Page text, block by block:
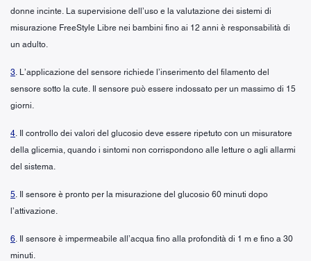
donne incinte. La supervisione dell’uso e la valutazione dei sistemi di
misurazione FreeStyle Libre nei bambini fino ai 12 anni è responsabilità di
un adulto.
3. L’applicazione del sensore richiede l’inserimento del filamento del
sensore sotto la cute. Il sensore può essere indossato per un massimo di 15
giorni.
4. Il controllo dei valori del glucosio deve essere ripetuto con un misuratore
della glicemia, quando i sintomi non corrispondono alle letture o agli allarmi
del sistema.
5. Il sensore è pronto per la misurazione del glucosio 60 minuti dopo
l’attivazione.
6. Il sensore è impermeabile all’acqua fino alla profondità di 1 m e fino a 30
minuti.